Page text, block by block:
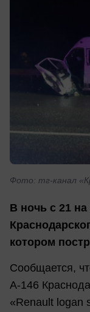
Фото: тг-канал
В ночь с 21
котором
Сообщается,
А-146
«Renault logan